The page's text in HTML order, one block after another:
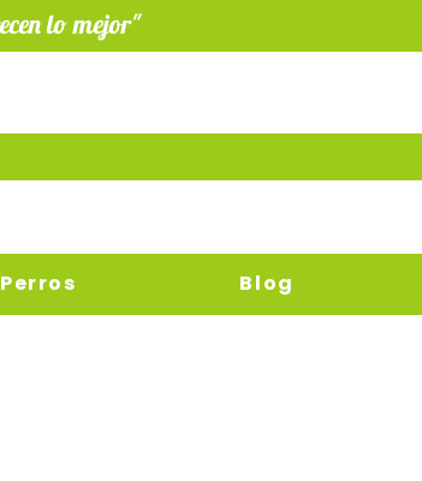
lo mejor"
Perros Blog